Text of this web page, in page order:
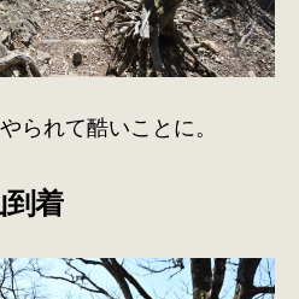
られて酷いことに。
到着